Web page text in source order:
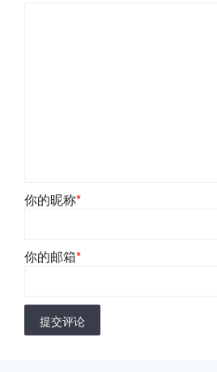
你的昵称*
你的邮箱*
提交评论